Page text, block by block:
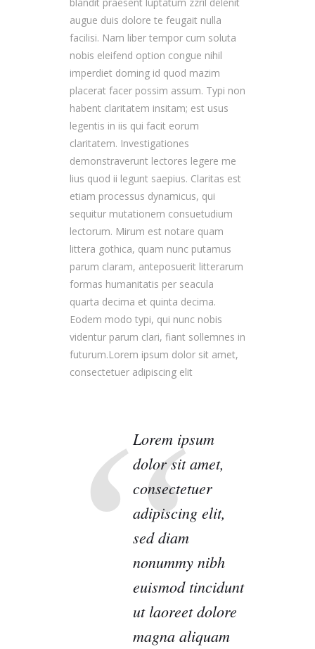
augue duis dolore te feugait nulla
facilisi. Nam liber tempor cum soluta
nobis eleifend option congue nihil
imperdiet doming id quod mazim
placerat facer possim assum. Typi non
habent claritatem insitam; est usus
legentis in iis qui facit eorum
claritatem. Investigationes
demonstraverunt lectores legere me
lius quod ii legunt saepius. Claritas est
etiam processus dynamicus, qui
sequitur mutationem consuetudium
lectorum. Mirum est notare quam
littera gothica, quam nunc putamus
parum claram, anteposuerit litterarum
formas humanitatis per seacula
quarta decima et quinta decima.
Eodem modo typi, qui nunc nobis
videntur parum clari, fiant sollemnes in
futurum.Lorem ipsum dolor sit amet,
consectetuer adipiscing elit
Lorem ipsum
dolor sit amet,
consectetuer
adipiscing elit,
sed diam
nonummy nibh
euismod tincidunt
ut laoreet dolore
magna aliquam